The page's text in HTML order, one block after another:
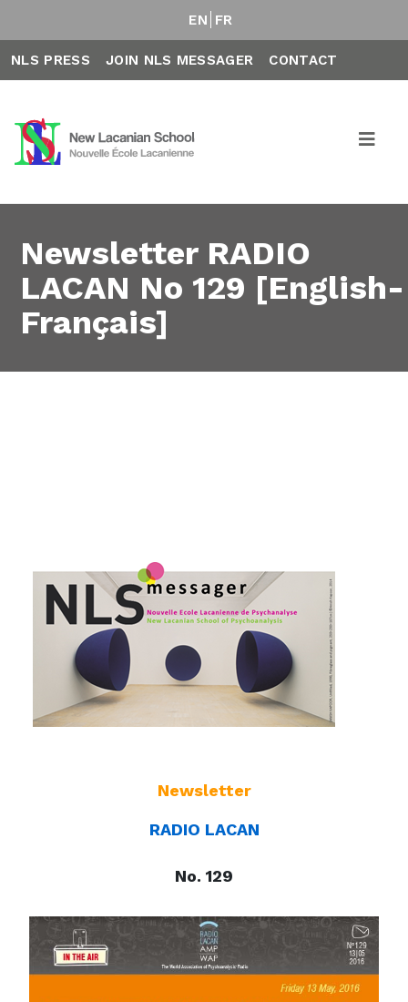
EN FR
NLS PRESS JOIN NLS MESSAGER CONTACT
Newsletter RADIO
LACAN No 129 [English-
Français]
Newsletter
RADIO LACAN
No. 129